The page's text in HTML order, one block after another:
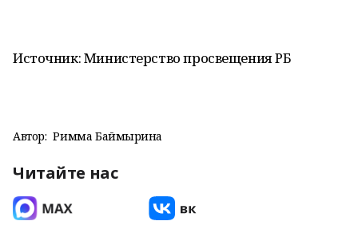
Источник: Министерство просвещения РБ
Автор: Римма Баймырҙина
Читайте нас